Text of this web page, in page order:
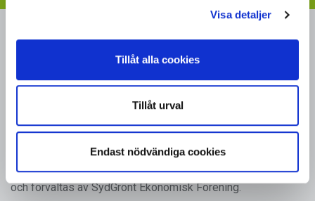
Visa detaljer
Tillåt alla cookies
Tillåt urval
Endast nödvändiga cookies
MÄSTER GRÖN
kruk- och utplanteringsväxter. Mäster Gröns rötter går
tillbaka till 1950-talet, då ett antal producenter av frukt,
grönsaker och prydnadsväxter gick ihop för att skapa en
Mäster Grön är ett varumärke som från och med 2024 ägs
och förvaltas av SydGrönt Ekonomisk Förening.